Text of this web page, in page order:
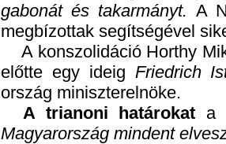
gabonát és takarmányt. A
megbízottak segítségével
A konszolidáció Horthy
előtte egy ideig Friedrich
ország miniszterelnöke.
A trianoni határokat a
Magyarország mindent